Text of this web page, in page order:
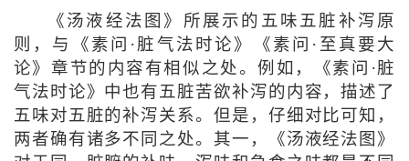
《汤液经法图》所展示的五味五脏补泻原
则，与《素问·脏气法时论》《素问·至真要大
论》章节的内容有相似之处。例如，《素问·脏
气法时论》中也有五脏苦欲补泻的内容，描述了
五味对五脏的补泻关系。但是，仔细对比可知，
两者确有诸多不同之处。其一，《汤液经法图》